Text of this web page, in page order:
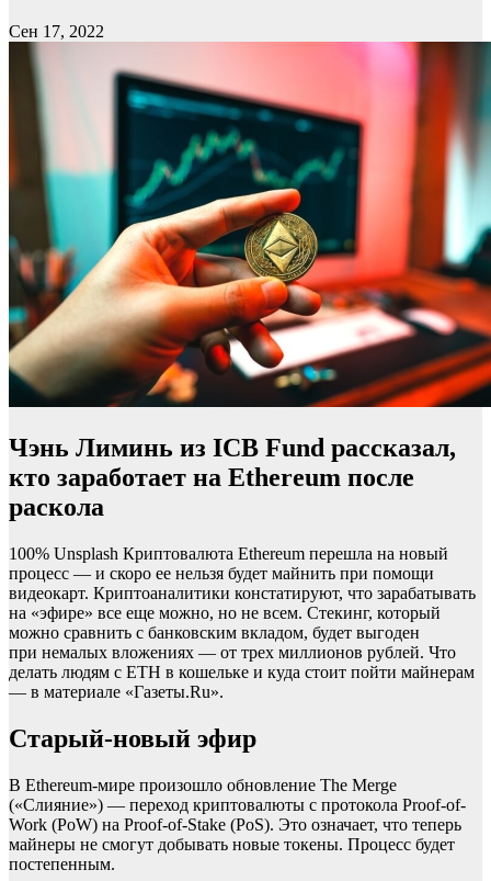
Сен 17, 2022
Чэнь Лиминь из ICB Fund рассказал,
кто заработает на Ethereum после
раскола
100% Unsplash Криптовалюта Ethereum перешла на новый
процесс — и скоро ее нельзя будет майнить при помощи
видеокарт. Криптоаналитики констатируют, что зарабатывать
на «эфире» все еще можно, но не всем. Стекинг, который
можно сравнить с банковским вкладом, будет выгоден
при немалых вложениях — от трех миллионов рублей. Что
делать людям с ETH в кошельке и куда стоит пойти майнерам
— в материале «Газеты.Ru».
Старый-новый эфир
В Ethereum-мире произошло обновление The Merge
(«Слияние») — переход криптовалюты с протокола Proof-of-
Work (PoW) на Proof-of-Stake (PoS). Это означает, что теперь
майнеры не смогут добывать новые токены. Процесс будет
постепенным.